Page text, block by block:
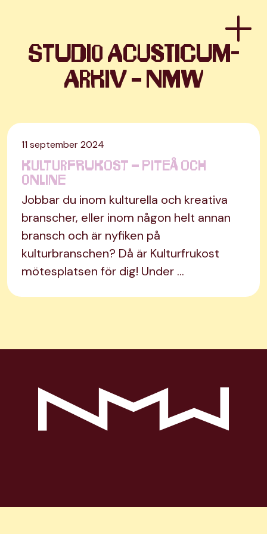
Studio Acusticum-
arkiv - NMW
11 september 2024
Kulturfrukost – Piteå och
Online
Jobbar du inom kulturella och kreativa
branscher, eller inom någon helt annan
bransch och är nyfiken på
kulturbranschen? Då är Kulturfrukost
mötesplatsen för dig! Under …